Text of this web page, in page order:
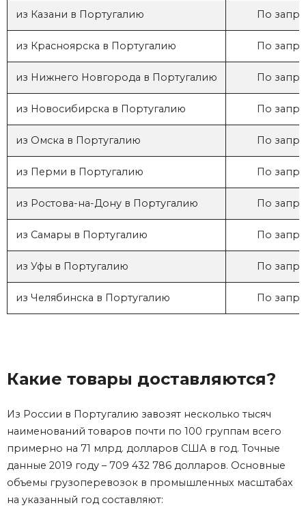
из Казани в Португалию По
из Красноярска в Португалию По
из Нижнего Новгорода в Португалию По
из Новосибирска в Португалию По
из Омска в Португалию По
из Перми в Португалию По
из Ростова-на-Дону в Португалию По
из Самары в Португалию По
из Уфы в Португалию По
из Челябинска в Португалию По
Какие товары доставляются?
Из России в Португалию завозят несколько тысяч
наименований товаров почти по 100 группам всего
примерно на 71 млрд. долларов США в год. Точные
данные 2019 году – 709 432 786 долларов. Основные
объемы грузоперевозок в промышленных масштабах
на указанный год составляют: